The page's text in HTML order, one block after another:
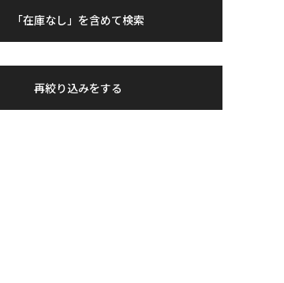
「在庫なし」を含めて検索
再絞り込みをする